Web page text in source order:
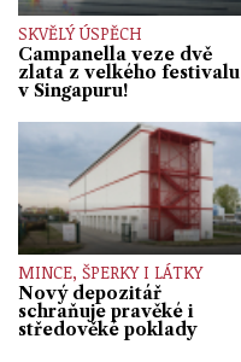
SKVĚLÝ ÚSPĚCH
Campanella veze dvě
zlata z velkého festivalu
v Singapuru!
MINCE, ŠPERKY I LÁTKY
Nový depozitář
schraňuje pravěké i
středověké poklady